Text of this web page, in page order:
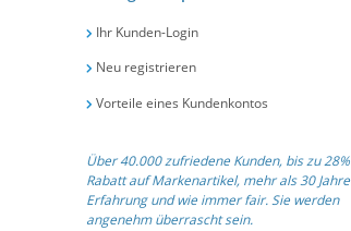
Ihr Kunden-Login
Neu registrieren
Vorteile eines Kundenkontos
Über 40.000 zufriedene Kunden, bis zu 28%
Rabatt auf Markenartikel, mehr als 30 Jahre
Erfahrung und wie immer fair. Sie werden
angenehm überrascht sein.